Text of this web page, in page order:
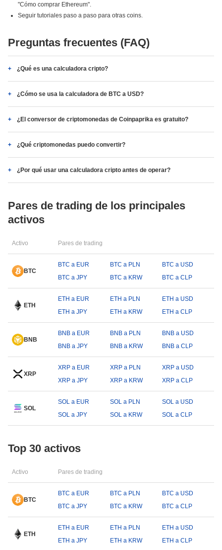
"Cómo comprar Ethereum".
Seguir tutoriales paso a paso para otras coins.
Preguntas frecuentes (FAQ)
¿Qué es una calculadora cripto?
¿Cómo se usa la calculadora de BTC a USD?
¿El conversor de criptomonedas de Coinpaprika es gratuito?
¿Qué criptomonedas puedo convertir?
¿Por qué usar una calculadora cripto antes de operar?
Pares de trading de los principales
activos
Activo Pares de trading
BTC
BTC a EUR BTC a PLN
BTC a USD
BTC a JPY
BTC a KRW BTC a CLP
ETH
ETH a EUR ETH a PLN
ETH a USD
ETH a JPY
ETH a KRW ETH a CLP
BNB
BNB a EUR BNB a PLN
BNB a USD
BNB a JPY
BNB a KRW BNB a CLP
XRP
XRP a EUR XRP a PLN
XRP a USD
XRP a JPY
XRP a KRW XRP a CLP
SOL
SOL a EUR SOL a PLN
SOL a USD
SOL a JPY
SOL a KRW SOL a CLP
Top 30 activos
Activo Pares de trading
BTC
BTC a EUR BTC a PLN
BTC a USD
BTC a JPY
BTC a KRW BTC a CLP
ETH
ETH a EUR ETH a PLN
ETH a USD
ETH a JPY
ETH a KRW ETH a CLP